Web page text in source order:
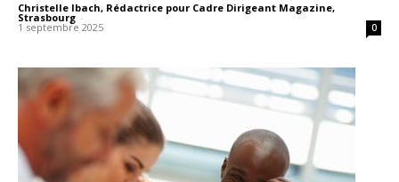
Christelle Ibach, Rédactrice pour Cadre Dirigeant Magazine,
Strasbourg -
1 septembre 2025 0